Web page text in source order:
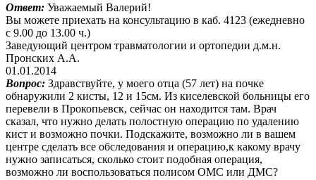
Ответ: Уважаемый Валерий!
Вы можете приехать на консультацию в каб. 4123 (ежедневно
с 9.00 до 13.00 ч.)
Заведующий центром травматологии и ортопедии д.м.н.
Пронских А.А.
01.01.2014
Вопрос: Здравствуйте, у моего отца (57 лет) на почке
обнаружили 2 кисты, 12 и 15см. Из киселевской больницы его
перевели в Прокопьевск, сейчас он находится там. Врач
сказал, что нужно делать полостную операцию по удалению
кист и возможно почки. Подскажите, возможно ли в вашем
центре сделать все обследования и операцию,к какому врачу
нужно записаться, сколько стоит подобная операция,
возможно ли воспользоваться полисом ОМС или ДМС?